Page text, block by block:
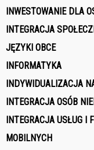
INWESTOWANIE DLA
INTEGRACJA
JĘZYKI OBCE
INFORMATYKA
INDYWIDUALIZACJA
INTEGRACJA OSÓB
INTEGRACJA USŁUG I
MOBILNYCH